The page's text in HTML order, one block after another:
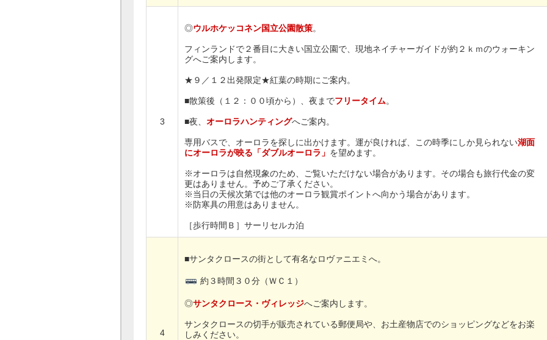
3
◎ウルホケッコネン国立公園散策。
フィンランドで２番目に大きい国立公園で、現地ネイチャーガイドが約２ｋｍのウォーキン
グへご案内します。
★９／１２出発限定★紅葉の時期にご案内。
■散策後（１２：００頃から）、夜までフリータイム。
■夜、 オーロラハンティングへご案内。
専用バスで、オーロラを探しに出かけます。運が良ければ、この時季にしか見られない湖面
にオーロラが映る「ダブルオーロラ」 を望めます。
※オーロラは自然現象のため、ご覧いただけない場合があります。その場合も旅行代金の変
更はありません。予めご了承ください。
※当日の天候次第では他のオーロラ観賞ポイントへ向かう場合があります。
※防寒具の用意はありません。
［歩行時間Ｂ］サーリセルカ泊
4
■サンタクロースの街として有名なロヴァニエミへ。
約３時間３０分（ＷＣ１）
◎サンタクロース・ヴィレッジへご案内します。
サンタクロースの切手が販売されている郵便局や、お土産物店でのショッピングなどをお楽
しみください。